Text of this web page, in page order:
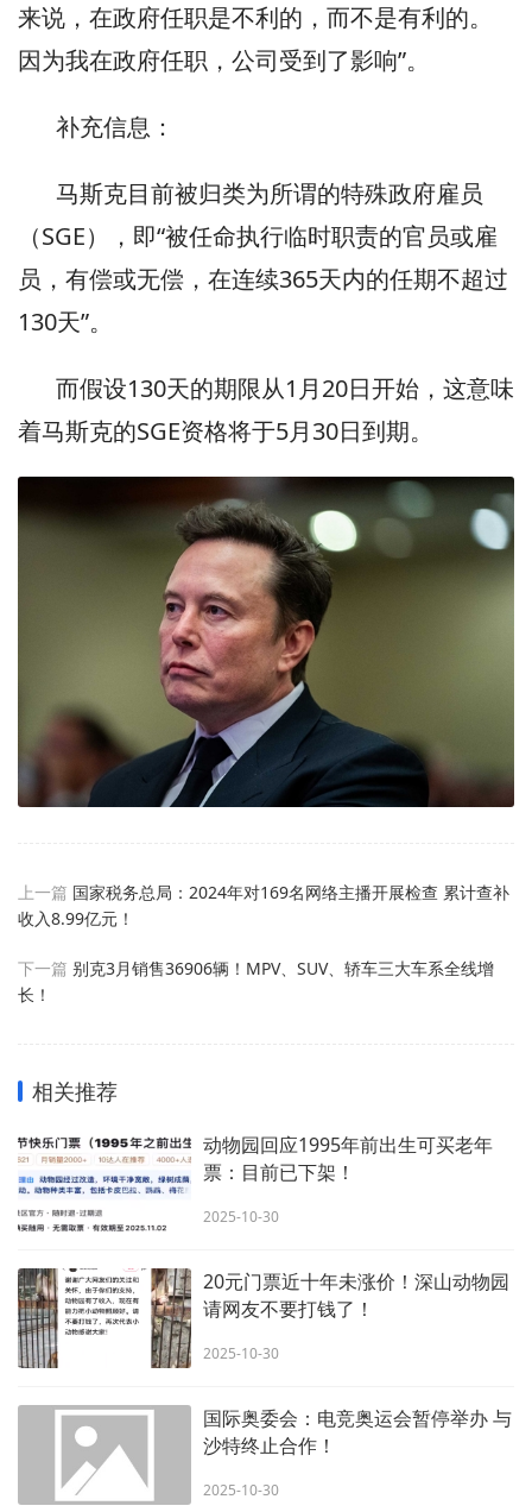
来说，在政府任职是不利的，而不是有利的。
因为我在政府任职，公司受到了影响”。
补充信息：
马斯克目前被归类为所谓的特殊政府雇员
（SGE），即“被任命执行临时职责的官员或雇
员，有偿或无偿，在连续365天内的任期不超过
130天”。
而假设130天的期限从1月20日开始，这意味
着马斯克的SGE资格将于5月30日到期。
上一篇 国家税务总局：2024年对169名网络主播开展检查 累计查补
收入8.99亿元！
下一篇 别克3月销售36906辆！MPV、SUV、轿车三大车系全线增
长！
相关推荐
动物园回应1995年前出生可买老年
票：目前已下架！
2025-10-30
20元门票近十年未涨价！深山动物园
请网友不要打钱了！
2025-10-30
国际奥委会：电竞奥运会暂停举办 与
沙特终止合作！
2025-10-30